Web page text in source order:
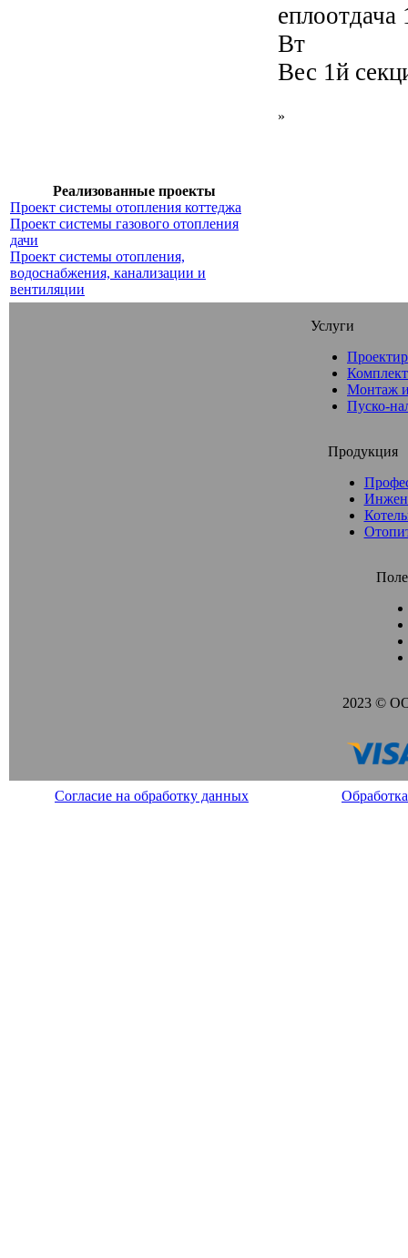
Реализованные проекты
Проект системы отопления коттеджа
Проект системы газового отопления
дачи
Проект системы отопления,
водоснабжения, канализации и
вентиляции
еплоотдача
Вт
Вес 1й
»
Услуги
Монтаж
Пуско-
Продукция
2023 ©
Согласие на обработку данных